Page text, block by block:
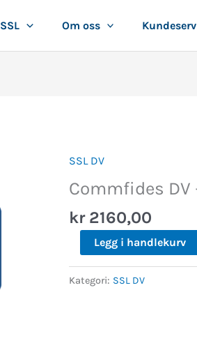
SSL Om oss
SSL DV
Commfides DV
kr2160,00
Commfides
DV
Singel
antall
Legg i handlekurv
Kategori: SSL DV